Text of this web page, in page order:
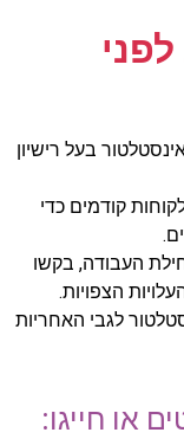
בעל רישיון
קודמים כדי
העבודה, בקשו
הצפויות.
לגבי האחריות
או חייגו: